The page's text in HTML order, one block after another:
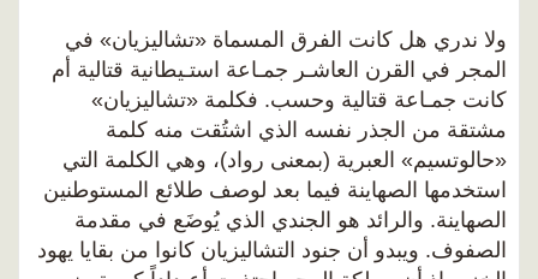
ولا ندري هل كانت الفرق المسماة «تشاليزيان» في
المجر في القرن العاشـر جمـاعة استـيطانية قتالية أم
كانت جمـاعة قتالية وحسب. فكلمة «تشاليزيان»
مشتقة من الجذر نفسه الذي اشتُقت منه كلمة
«حالوتسيم» العبرية (بمعنى رواد)، وهي الكلمة التي
استخدمها الصهاينة فيما بعد لوصف طلائع المستوطنين
الصهاينة. والرائد هو الجندي الذي يُوضَع في مقدمة
الصفوف. ويبدو أن جنود التشاليزيان كانوا من بقايا يهود